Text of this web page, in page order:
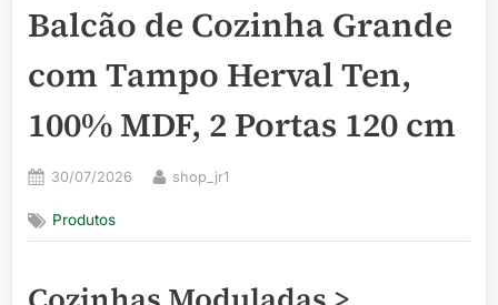
Balcão de Cozinha Grande
com Tampo Herval Ten,
100% MDF, 2 Portas 120 cm
Posted
30/07/2026 By
shop_jr1
Produtos